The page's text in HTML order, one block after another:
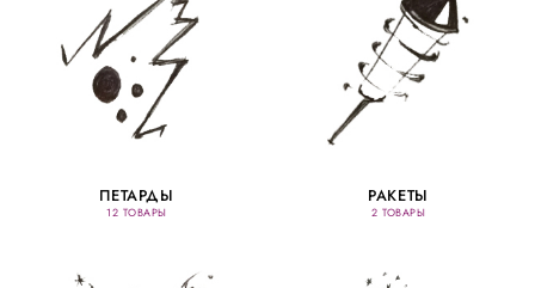
ПЕТАРДЫ
12 ТОВАРЫ
РАКЕТЫ
2 ТОВАРЫ